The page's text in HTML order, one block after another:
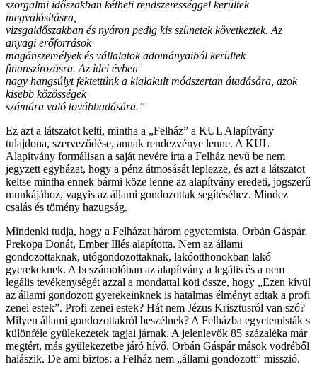
szorgalmi időszakban kétheti rendszerességgel kerültek
megvalósításra,
vizsgaidőszakban és nyáron pedig kis szünetek következtek. Az
anyagi erőforrások
magánszemélyek és vállalatok adományaiból kerültek
finanszírozásra. Az idei évben
nagy hangsúlyt fektettünk a kialakult módszertan átadására, azok
kisebb közösségek
számára való továbbadására.”
Ez azt a látszatot kelti, mintha a „Felház” a KUL Alapítvány
tulajdona, szerveződése, annak rendezvénye lenne. A KUL
Alapítvány formálisan a saját nevére írta a Felház nevű be nem
jegyzett egyházat, hogy a pénz átmosását leplezze, és azt a látszatot
keltse mintha ennek bármi köze lenne az alapítvány eredeti, jogszerű
munkájához, vagyis az állami gondozottak segítéséhez. Mindez
csalás és tömény hazugság.
Mindenki tudja, hogy a Felházat három egyetemista, Orbán Gáspár,
Prekopa Donát, Ember Illés alapította. Nem az állami
gondozottaknak, utógondozottaknak, lakóotthonokban lakó
gyerekeknek. A beszámolóban az alapítvány a legális és a nem
legális tevékenységét azzal a mondattal köti össze, hogy „Ezen kívül
az állami gondozott gyerekeinknek is hatalmas élményt adtak a profi
zenei estek”. Profi zenei estek? Hát nem Jézus Krisztusról van szó?
Milyen állami gondozottakról beszélnek? A Felházba egyetemisták s
különféle gyülekezetek tagjai járnak. A jelenlevők 85 százaléka már
megtért, más gyülekezetbe járó hívő. Orbán Gáspár mások vödréből
halászik. De ami biztos: a Felház nem „állami gondozott” misszió.